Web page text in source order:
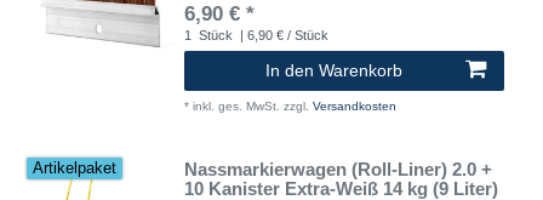
6,90 € *
1 Stück | 6,90 € / Stück
In den Warenkorb
* inkl. ges. MwSt. zzgl. Versandkosten
Artikelpaket
Nassmarkierwagen (Roll-Liner) 2.0 +
10 Kanister Extra-Weiß 14 kg (9 Liter)